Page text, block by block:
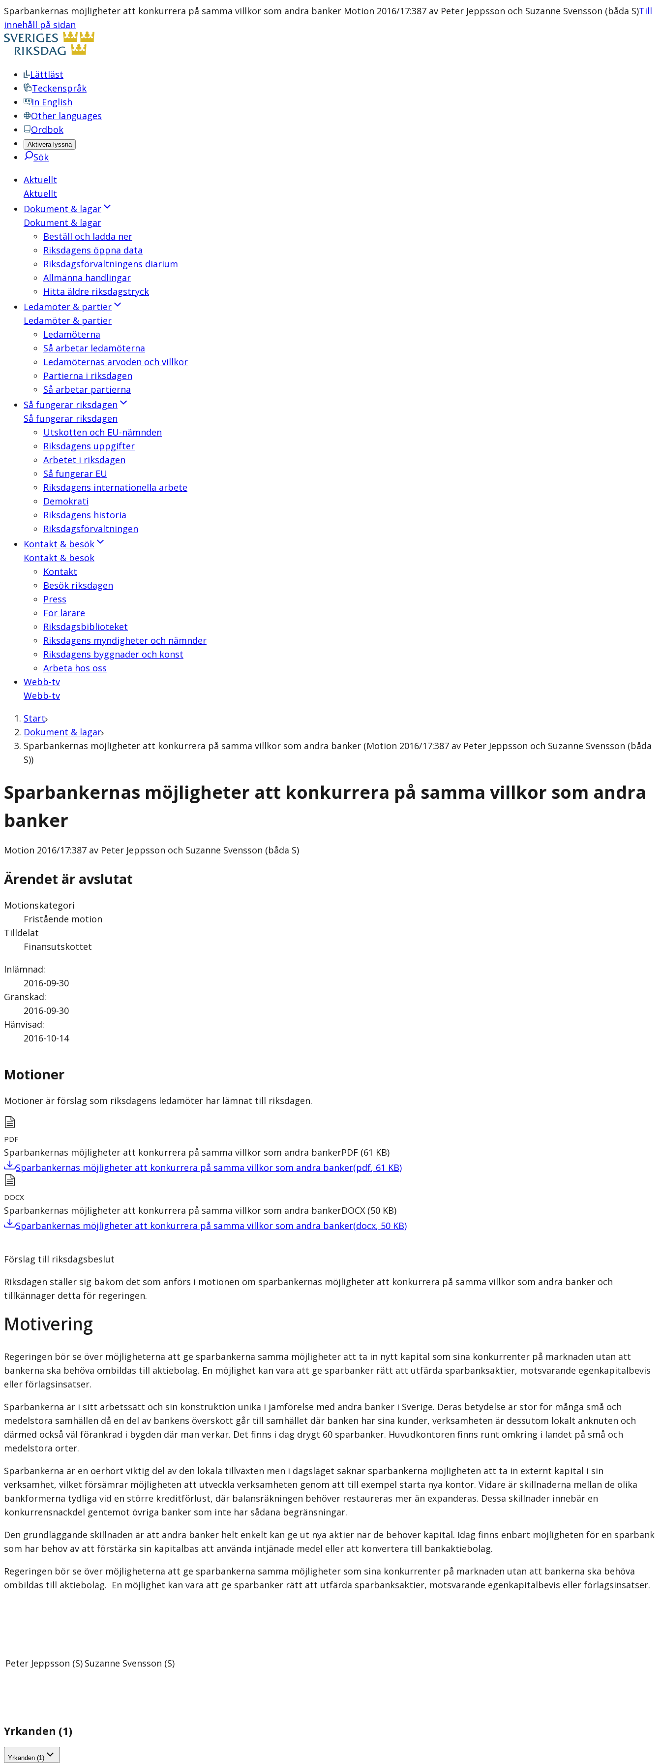
Sparbankernas möjligheter att konkurrera på samma villkor som andra banker Motion 2016/17:387 av Peter Jeppsson och Suzanne Svensson (båda S)Till
innehåll på sidan
Lättläst
Teckenspråk
In English
Other languages
Ordbok
Aktivera lyssna
Sök
Aktuellt
Aktuellt
Dokument & lagar
Dokument & lagar
Beställ och ladda ner
Riksdagens öppna data
Riksdagsförvaltningens diarium
Allmänna handlingar
Hitta äldre riksdagstryck
Ledamöter & partier
Ledamöter & partier
Ledamöterna
Så arbetar ledamöterna
Ledamöternas arvoden och villkor
Partierna i riksdagen
Så arbetar partierna
Så fungerar riksdagen
Så fungerar riksdagen
Utskotten och EU-nämnden
Riksdagens uppgifter
Arbetet i riksdagen
Så fungerar EU
Riksdagens internationella arbete
Demokrati
Riksdagens historia
Riksdagsförvaltningen
Kontakt & besök
Kontakt & besök
Kontakt
Besök riksdagen
Press
För lärare
Riksdagsbiblioteket
Riksdagens myndigheter och nämnder
Riksdagens byggnader och konst
Arbeta hos oss
Webb-tv
Webb-tv
Start
Dokument & lagar
Sparbankernas möjligheter att konkurrera på samma villkor som andra banker (Motion 2016/17:387 av Peter Jeppsson och Suzanne Svensson (båda
S))
Sparbankernas möjligheter att konkurrera på samma villkor som andra
banker
Motion 2016/17:387 av Peter Jeppsson och Suzanne Svensson (båda S)
Ärendet är avslutat
Motionskategori
Fristående motion
Tilldelat
Finansutskottet
Inlämnad:
2016-09-30
Granskad:
2016-09-30
Hänvisad:
2016-10-14
Motioner
Motioner är förslag som riksdagens ledamöter har lämnat till riksdagen.
PDF
Sparbankernas möjligheter att konkurrera på samma villkor som andra bankerPDF (61 KB)
Sparbankernas möjligheter att konkurrera på samma villkor som andra banker(pdf, 61 KB)
DOCX
Sparbankernas möjligheter att konkurrera på samma villkor som andra bankerDOCX (50 KB)
Sparbankernas möjligheter att konkurrera på samma villkor som andra banker(docx, 50 KB)
Förslag till riksdagsbeslut
Riksdagen ställer sig bakom det som anförs i motionen om sparbankernas möjligheter att konkurrera på samma villkor som andra banker och
tillkännager detta för regeringen.
Motivering
Regeringen bör se över möjligheterna att ge sparbankerna samma möjligheter att ta in nytt kapital som sina konkurrenter på marknaden utan att
bankerna ska behöva ombildas till aktiebolag. En möjlighet kan vara att ge sparbanker rätt att utfärda sparbanksaktier, motsvarande egenkapitalbevis
eller förlagsinsatser.
Sparbankerna är i sitt arbetssätt och sin konstruktion unika i jämförelse med andra banker i Sverige. Deras betydelse är stor för många små och
medelstora samhällen då en del av bankens överskott går till samhället där banken har sina kunder, verksamheten är dessutom lokalt anknuten och
därmed också väl förankrad i bygden där man verkar. Det finns i dag drygt 60 sparbanker. Huvudkontoren finns runt omkring i landet på små och
medelstora orter.
Sparbankerna är en oerhört viktig del av den lokala tillväxten men i dagsläget saknar sparbankerna möjligheten att ta in externt kapital i sin
verksamhet, vilket försämrar möjligheten att utveckla verksamheten genom att till exempel starta nya kontor. Vidare är skillnaderna mellan de olika
bankformerna tydliga vid en större kreditförlust, där balansräkningen behöver restaureras mer än expanderas. Dessa skillnader innebär en
konkurrensnackdel gentemot övriga banker som inte har sådana begränsningar.
Den grundläggande skillnaden är att andra banker helt enkelt kan ge ut nya aktier när de behöver kapital. Idag finns enbart möjligheten för en sparbank
som har behov av att förstärka sin kapitalbas att använda intjänade medel eller att konvertera till bankaktiebolag.
Regeringen bör se över möjligheterna att ge sparbankerna samma möjligheter som sina konkurrenter på marknaden utan att bankerna ska behöva
ombildas till aktiebolag. En möjlighet kan vara att ge sparbanker rätt att utfärda sparbanksaktier, motsvarande egenkapitalbevis eller förlagsinsatser.
Peter Jeppsson (S) Suzanne Svensson (S)
Yrkanden (1)
Yrkanden (1)